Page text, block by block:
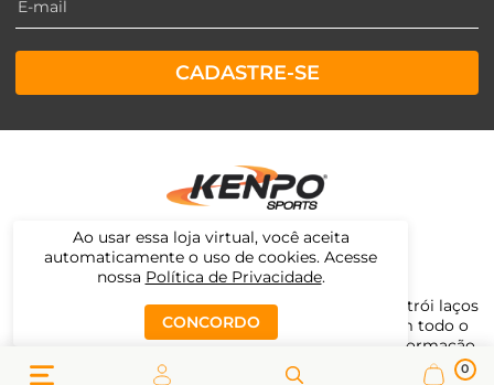
0
CADASTRE-SE
Há mais de três décadas, desde 1992, a Kenpo constrói laços
de confiança e credibilidade com seus clientes em todo o
território nacional. Consciente da constante transformação
do varejo, a Kenpo prioriza a inovação e busca estar presente
Ao usar essa loja virtual, você aceita
automaticamente o uso de cookies. Acesse
nossa Política de Privacidade.
CONCORDO